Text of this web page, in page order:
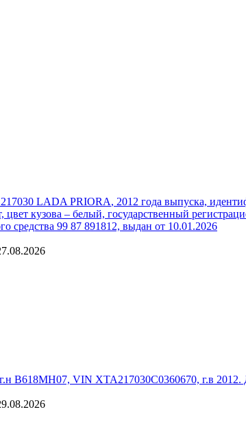
LADA PRIORA, 2012 года выпуска,
кузова – белый, государственный
средства 99 87 891812, выдан от 10.01.2026
г.н В618МН07, VIN XTA217030C0360670, г.в 2012.